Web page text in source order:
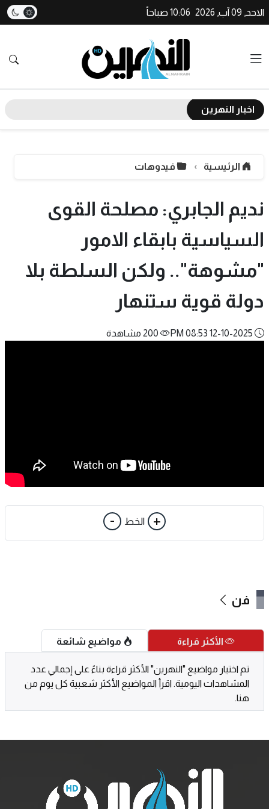
الاحد, 09 آب, 2026 10:06 صباحاً
اخبار النهرين
الرئيسية فيدوهات
نديم الجابري: مصلحة القوى
السياسية بابقاء الامور
"مشوهة".. ولكن السلطة بلا
دولة قوية ستنهار
200 مشاهدة
+ الخط -
فن
الأكثر قراءة
تم اختيار مواضيع "النهرين" الأكثر قراءة بناءً على إجمالي عدد
المشاهدات اليومية. اقرأ المواضيع الأكثر شعبية كل يوم من
هنا.